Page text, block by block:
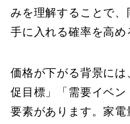
みを理解することで、
手に入れる確率を高め
価格が下がる背景に
促目標」「需要イベ
要素があります。家電